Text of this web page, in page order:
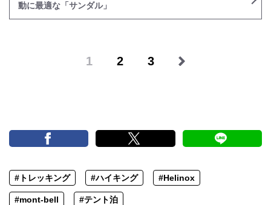
動に最適な「サンダル」
1 2 3
#トレッキング #ハイキング #Helinox
#mont-bell #テント泊